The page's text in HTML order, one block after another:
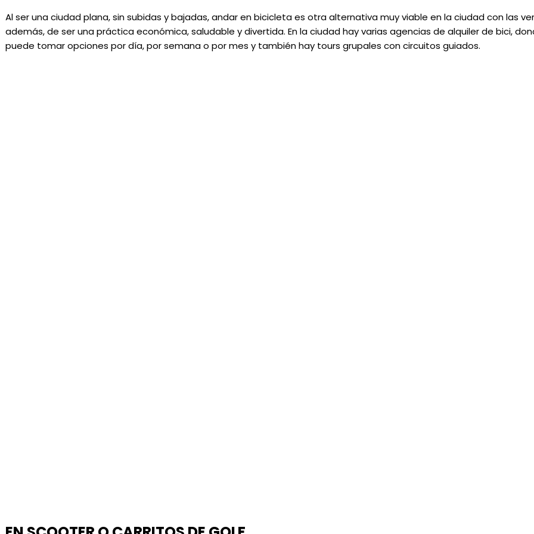
Al ser una ciudad plana, sin subidas y bajadas, andar en bicicleta es otra alternativa muy viable en la ciudad con las
además, de ser una práctica económica, saludable y divertida. En la ciudad hay varias agencias de alquiler de bici,
puede tomar opciones por día, por semana o por mes y también hay tours grupales con circuitos guiados.